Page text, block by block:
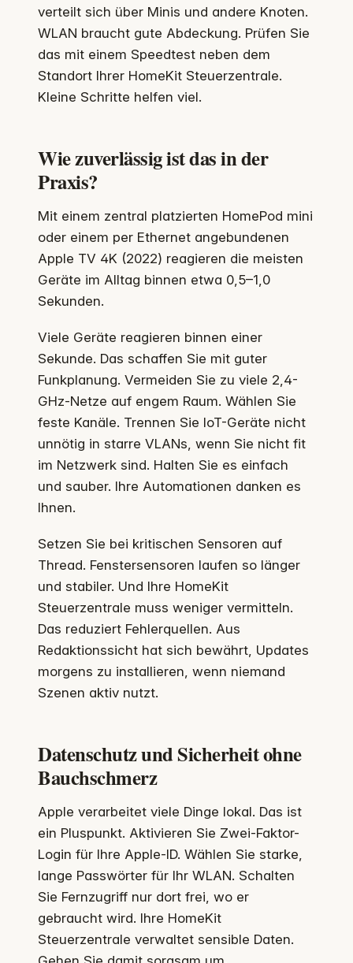
verteilt sich über Minis und andere Knoten.
WLAN braucht gute Abdeckung. Prüfen Sie
das mit einem Speedtest neben dem
Standort Ihrer HomeKit Steuerzentrale.
Kleine Schritte helfen viel.
Wie zuverlässig ist das in der
Praxis?
Mit einem zentral platzierten HomePod mini
oder einem per Ethernet angebundenen
Apple TV 4K (2022) reagieren die meisten
Geräte im Alltag binnen etwa 0,5–1,0
Sekunden.
Viele Geräte reagieren binnen einer
Sekunde. Das schaffen Sie mit guter
Funkplanung. Vermeiden Sie zu viele 2,4-
GHz-Netze auf engem Raum. Wählen Sie
feste Kanäle. Trennen Sie IoT-Geräte nicht
unnötig in starre VLANs, wenn Sie nicht fit
im Netzwerk sind. Halten Sie es einfach
und sauber. Ihre Automationen danken es
Ihnen.
Setzen Sie bei kritischen Sensoren auf
Thread. Fenstersensoren laufen so länger
und stabiler. Und Ihre HomeKit
Steuerzentrale muss weniger vermitteln.
Das reduziert Fehlerquellen. Aus
Redaktionssicht hat sich bewährt, Updates
morgens zu installieren, wenn niemand
Szenen aktiv nutzt.
Datenschutz und Sicherheit ohne
Bauchschmerz
Apple verarbeitet viele Dinge lokal. Das ist
ein Pluspunkt. Aktivieren Sie Zwei-Faktor-
Login für Ihre Apple-ID. Wählen Sie starke,
lange Passwörter für Ihr WLAN. Schalten
Sie Fernzugriff nur dort frei, wo er
gebraucht wird. Ihre HomeKit
Steuerzentrale verwaltet sensible Daten.